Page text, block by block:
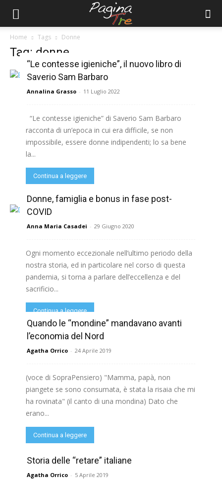
Home Tags Donne
Tag: donne
“Le contesse igieniche”, il nuovo libro di
Saverio Sam Barbaro
Annalina Grasso - 11 Luglio 2022
“Le contesse igieniche” di Saverio Sam Barbaro
racconta di un’epoca in cui era difficile, se non
impossibile, essere donne indipendenti; lo sa bene
la...
Continua a leggere
Donne, famiglia e bonus in fase post-
COVID
Anna Maria Casadei - 29 Giugno 2020
Ogni momento eccezionale nell’ultimo periodo della
nostra storia, ed in particolare nel corso di questa
pandemia, si torna a parlare dell’eccellenza e del
sacrificio...
Continua a leggere
Quando le “mondine” mandavano avanti
l’economia del Nord
Agatha Orrico - 24 Aprile 2019
(voce di SopraPensiero) "Mamma, papà, non
piangete se sono consumata, è stata la risaia che mi
ha rovinata" (il canto di una mondina) Dato che
erano...
Continua a leggere
Storia delle “retare” italiane
Agatha Orrico - 5 Aprile 2019